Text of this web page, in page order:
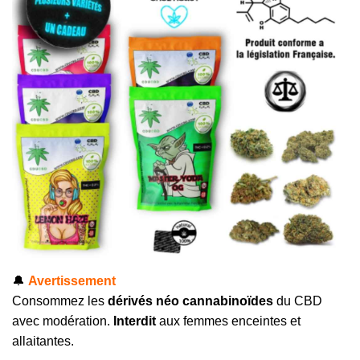
🔔 Avertissement
Consommez les dérivés néo cannabinoïdes du CBD
avec modération. Interdit aux femmes enceintes et
allaitantes.